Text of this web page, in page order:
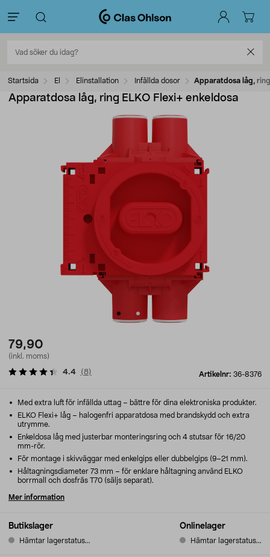
Startsida El Elinstallation Infällda dosor Apparatdosa låg, ring
Apparatdosa låg, ring ELKO Flexi+ enkeldosa
79,90
(inkl. moms)
Artikelnr: 36-8376
4.4 (8)
Butikslager
Hämtar lagerstatus...
Onlinelager
Hämtar lagerstatus...
Med extra luft för infällda uttag – bättre för dina elektroniska produkter.
ELKO Flexi+ låg – halogenfri apparatdosa med brandskydd och extra
utrymme.
Enkeldosa låg med justerbar monteringsring och 4 stutsar för 16/20
mm-rör.
För montage i skivväggar med enkelgips eller dubbelgips (9–21 mm).
Håltagningsdiameter 73 mm – för enklare håltagning använd ELKO
borrmall och dosfräs T70 (säljs separat).
Mer information